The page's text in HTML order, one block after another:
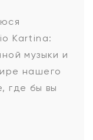
Kartina:
музыки и
нашего
где бы вы